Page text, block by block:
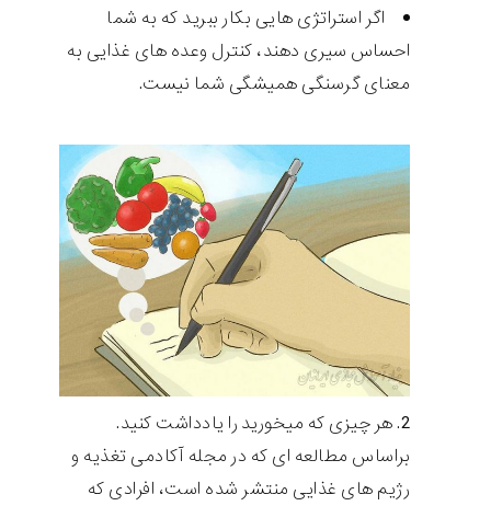
اگر استراتژی هایی بکار ببرید که به شما
احساس سیری دهند، کنترل وعده های غذایی به
معنای گرسنگی همیشگی شما نیست.
هر چیزی که میخورید را یادداشت کنید.
براساس مطالعه ای که در مجله آکادمی تغذیه و
رژیم های غذایی منتشر شده است، افرادی که